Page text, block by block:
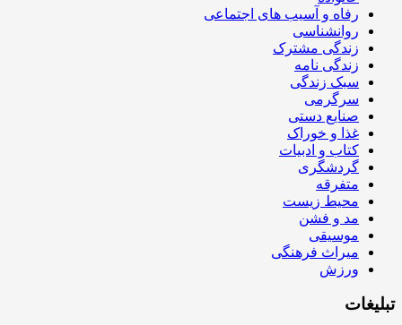
رفاه و آسیب های اجتماعی
روانشناسی
زندگی مشترک
زندگی نامه
سبک زندگی
سرگرمی
صنایع دستی
غذا و خوراک
کتاب و ادبیات
گردشگری
متفرقه
محیط زیست
مد و فشن
موسیقی
میراث فرهنگی
ورزش
تبلیغات